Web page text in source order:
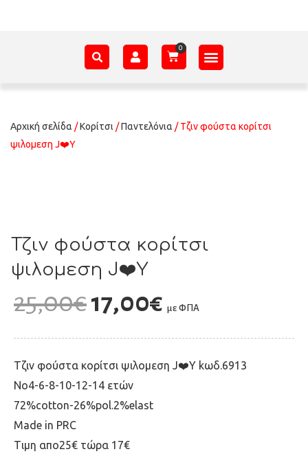
Αρχική σελίδα /Κορίτσι /Παντελόνια / Τζιν φούστα κορίτσι
ψιλομεση J❤️Y
Τζιν φούστα κορίτσι
ψιλομεση J❤️Y
25,00€17,00€ με ΦΠΑ
Τζιν φούστα κορίτσι ψιλομεση J❤️Y kωδ.6913
Νο4-6-8-10-12-14 ετών
72%cotton-26%pol.2%elast
Made in PRC
Tιμη απο25€ τώρα 17€